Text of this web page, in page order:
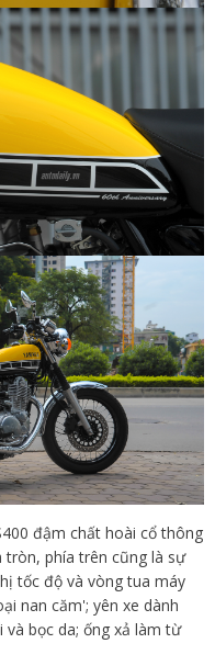
đậm chất hoài cổ thông
tròn, phía trên cũng là sự
tốc độ và vòng tua máy
nan căm'; yên xe dành
bọc da; ống xả làm từ